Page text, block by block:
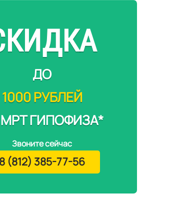
ДО
1000 РУБЛЕЙ
ГИПОФИЗА*
Звоните сейчас
8 (812) 385-77-56